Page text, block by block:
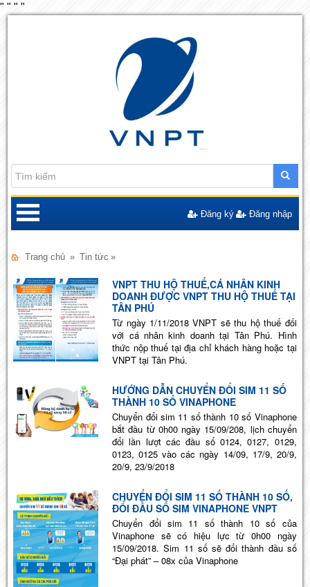
" " " "
Đăng ký Đăng nhập
Trang chủ » Tin tức »
VNPT THU HỘ THUẾ,CÁ NHÂN KINH
DOANH ĐƯỢC VNPT THU HỘ THUẾ TẠI
TÂN PHÚ
Từ ngày 1/11/2018 VNPT sẽ thu hộ thuế đối
với cá nhân kinh doanh tại Tân Phú. Hình
thức nộp thuế tại địa chỉ khách hàng hoặc tại
VNPT tại Tân Phú.
HƯỚNG DẪN CHUYỂN ĐỔI SIM 11 SỐ
THÀNH 10 SỐ VINAPHONE
Chuyển đổi sim 11 số thành 10 số Vinaphone
bắt đầu từ 0h00 ngày 15/09/208, lịch chuyển
đổi lần lượt các đầu số 0124, 0127, 0129,
0123, 0125 vào các ngày 14/09, 17/9, 20/9,
20/9, 23/9/2018
CHUYỂN ĐỔI SIM 11 SỐ THÀNH 10 SỐ,
ĐỔI ĐẦU SỐ SIM VINAPHONE VNPT
Chuyển đổi sim 11 số thành 10 số của
Vinaphone sẽ có hiệu lực từ 0h00 ngày
15/09/2018. Sim 11 số sẽ đổi thành đầu số
“Đại phát” – 08x của Vinaphone